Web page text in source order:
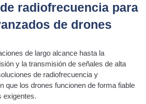
radiofrecuencia para
de drones
de largo alcance hasta la
y la transmisión de señales de alta
de radiofrecuencia y
que los drones funcionen de forma fiable
exigentes.